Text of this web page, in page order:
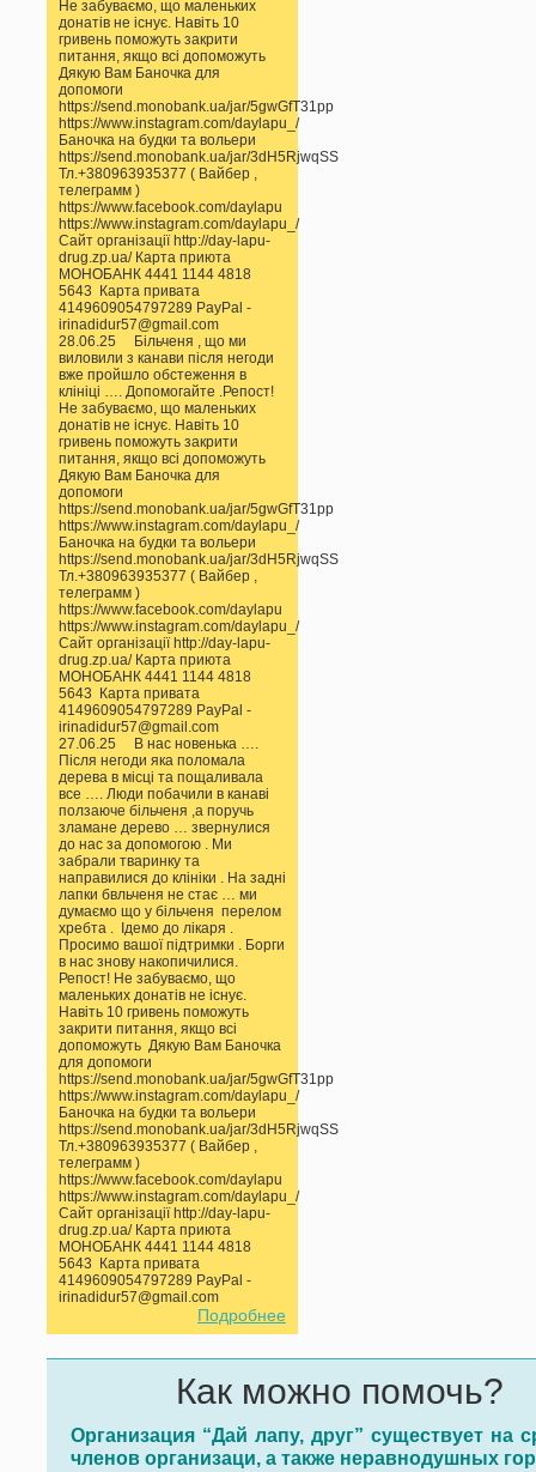
Не забуваємо, що маленьких
донатів не існує. Навіть 10
гривень поможуть закрити
питання, якщо всі допоможуть
Дякую Вам Баночка для
допомоги
https://send.monobank.ua/jar/5gwGfT31pp
https://www.instagram.com/daylapu_/
Баночка на будки та вольери
https://send.monobank.ua/jar/3dH5RjwqSS
Тл.+380963935377 ( Вайбер ,
телеграмм )
https://www.facebook.com/daylapu
https://www.instagram.com/daylapu_/
Сайт організації http://day-lapu-
drug.zp.ua/ Карта приюта
МОНОБАНК 4441 1144 4818
5643 Карта привата
4149609054797289 PayPal -
irinadidur57@gmail.com
28.06.25 Більченя , що ми
виловили з канави після негоди
вже пройшло обстеження в
клініці …. Допомогайте .Репост!
Не забуваємо, що маленьких
донатів не існує. Навіть 10
гривень поможуть закрити
питання, якщо всі допоможуть
Дякую Вам Баночка для
допомоги
https://send.monobank.ua/jar/5gwGfT31pp
https://www.instagram.com/daylapu_/
Баночка на будки та вольери
https://send.monobank.ua/jar/3dH5RjwqSS
Тл.+380963935377 ( Вайбер ,
телеграмм )
https://www.facebook.com/daylapu
https://www.instagram.com/daylapu_/
Сайт організації http://day-lapu-
drug.zp.ua/ Карта приюта
МОНОБАНК 4441 1144 4818
5643 Карта привата
4149609054797289 PayPal -
irinadidur57@gmail.com
27.06.25 В нас новенька ….
Після негоди яка поломала
дерева в місці та пощаливала
все …. Люди побачили в канаві
ползаюче більченя ,а поручь
зламане дерево … звернулися
до нас за допомогою . Ми
забрали тваринку та
направилися до клініки . На задні
лапки бвльченя не стає … ми
думаємо що у більченя перелом
хребта . Ідемо до лікаря .
Просимо вашої підтримки . Борги
в нас знову накопичилися.
Репост! Не забуваємо, що
маленьких донатів не існує.
Навіть 10 гривень поможуть
закрити питання, якщо всі
допоможуть Дякую Вам Баночка
для допомоги
https://send.monobank.ua/jar/5gwGfT31pp
https://www.instagram.com/daylapu_/
Баночка на будки та вольери
https://send.monobank.ua/jar/3dH5RjwqSS
Тл.+380963935377 ( Вайбер ,
телеграмм )
https://www.facebook.com/daylapu
https://www.instagram.com/daylapu_/
Сайт організації http://day-lapu-
drug.zp.ua/ Карта приюта
МОНОБАНК 4441 1144 4818
5643 Карта привата
4149609054797289 PayPal -
irinadidur57@gmail.com
Подробнее
Как можно помочь?
Организация “Дай лапу, друг” существует на
членов организаци, а также неравнодушных